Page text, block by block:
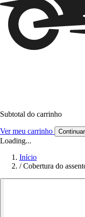
Subtotal do carrinho
Ver meu carrinho
Loading...
Início
/ Cobertura do